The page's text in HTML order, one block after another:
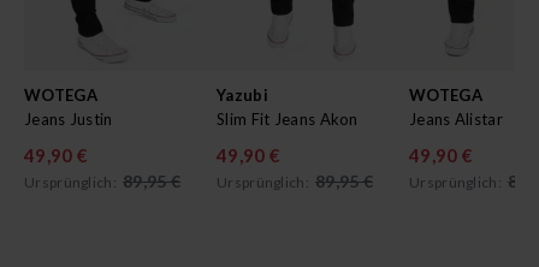
WOTEGA
Jeans Justin
49,90 €
Ursprünglich: 89,95 €
Yazubi
Slim Fit Jeans Akon
49,90 €
Ursprünglich: 89,95 €
WOTEGA
Jeans Alistar
49,90 €
Ursprünglich: